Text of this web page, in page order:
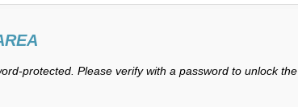
protected. Please verify with a password to unlock the